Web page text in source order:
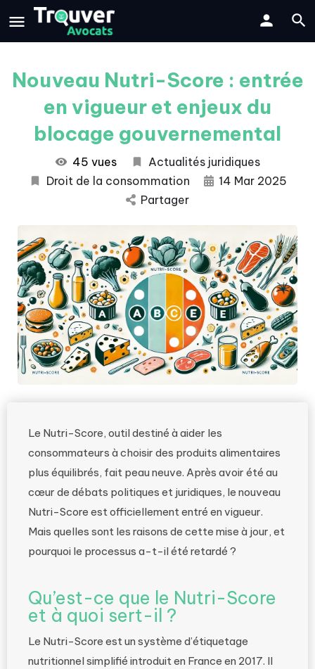
Nouveau Nutri-Score : entrée
en vigueur et enjeux du
blocage gouvernemental
45 vues
Actualités juridiques
Droit de la consommation
14 Mar 2025
Partager
Le Nutri-Score, outil destiné à aider les
consommateurs à choisir des produits alimentaires
plus équilibrés, fait peau neuve. Après avoir été au
cœur de débats politiques et juridiques, le nouveau
Nutri-Score est officiellement entré en vigueur.
Mais quelles sont les raisons de cette mise à jour, et
pourquoi le processus a-t-il été retardé ?
Qu’est-ce que le Nutri-Score
et à quoi sert-il ?
Le Nutri-Score est un système d’étiquetage
nutritionnel simplifié introduit en France en 2017. Il